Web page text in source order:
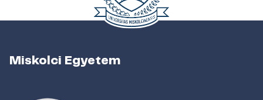
Miskolci Egyetem